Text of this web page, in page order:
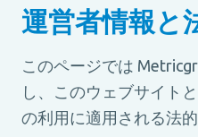
運営者情報と
このページでは
し、このウェブサイト
の利用に適用される法